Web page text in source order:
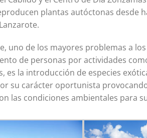
plantas autóctonas desde
uno de los mayores problemas a
de personas por actividades
es la introducción de especies
su carácter oportunista
las condiciones ambientales para